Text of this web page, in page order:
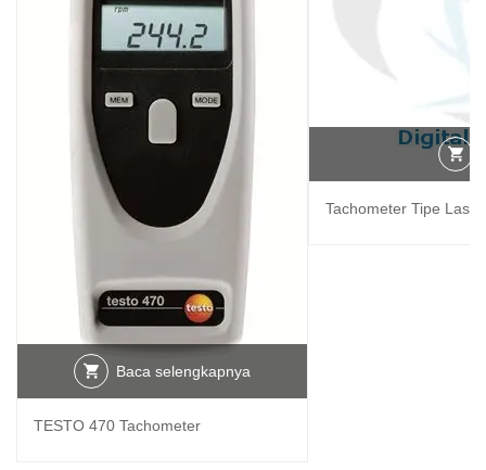
Baca selengkapnya
TESTO 470 Tachometer
Tachometer Tipe